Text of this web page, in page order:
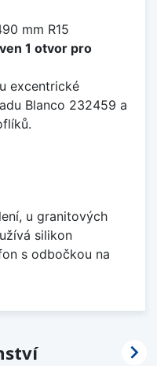
mm R15
1 otvor pro
excentrické
Blanco 232459 a
u granitových
silikon
s odbočkou na
